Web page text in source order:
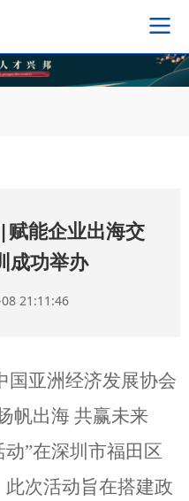
导
切
换
能企业出海交
成功举办
21:11:46
国亚洲经济发展协会
帆出海 共赢未来
”在深圳市福田区
次活动旨在搭建政